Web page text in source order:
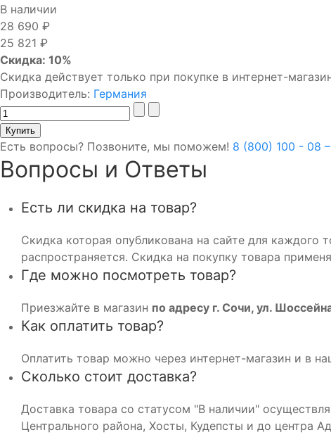
В наличии
28 690 ₽
25 821 ₽
Скидка: 10%
Скидка действует только при покупке в интернет-
Производитель: Германия
Есть вопросы? Позвоните, мы поможем! 8 (800) 100 - 08
Вопросы и Ответы
Есть ли скидка на товар?
Скидка которая опубликована на сайте для каждого
распространяется. Скидка на покупку товара
Где можно посмотреть товар?
Приезжайте в магазин по адресу г. Сочи, ул.
Как оплатить товар?
Оплатить товар можно через интернет-магазин и в
Сколько стоит доставка?
Доставка товара со статусом "В наличии"
Центрального района, Хосты, Кудепсты и до центра